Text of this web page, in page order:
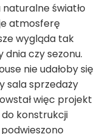
światło
atmosferę
wygląda tak
dnia czy sezonu.
nie udałoby się
sala sprzedaży
więc projekt
konstrukcji